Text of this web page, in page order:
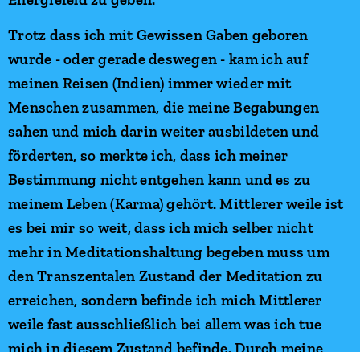
Trotz dass ich mit Gewissen Gaben geboren
wurde - oder gerade deswegen - kam ich auf
meinen Reisen (Indien) immer wieder mit
Menschen zusammen, die meine Begabungen
sahen und mich darin weiter ausbildeten und
förderten, so merkte ich, dass ich meiner
Bestimmung nicht entgehen kann und es zu
meinem Leben (Karma) gehört. Mittlerer weile ist
es bei mir so weit, dass ich mich selber nicht
mehr in Meditationshaltung begeben muss um
den Transzentalen Zustand der Meditation zu
erreichen, sondern befinde ich mich Mittlerer
weile fast ausschließlich bei allem was ich tue
mich in diesem Zustand befinde. Durch meine